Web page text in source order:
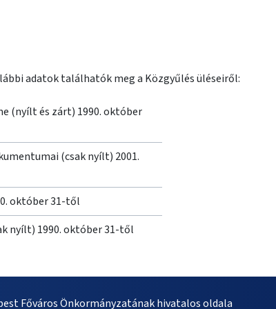
adatok találhatók meg a Közgyűlés üléseiről:
(nyílt és zárt) 1990. október
(csak nyílt) 2001.
október 31-től
nyílt) 1990. október 31-től
Főváros Önkormányzatának hivatalos oldala